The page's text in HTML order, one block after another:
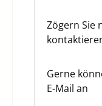
Zögern Sie
Gerne
E-Mail an